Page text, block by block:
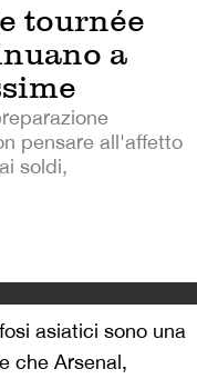
tournée
a
pensare all'affetto
soldi,
asiatici sono una
che Arsenal,